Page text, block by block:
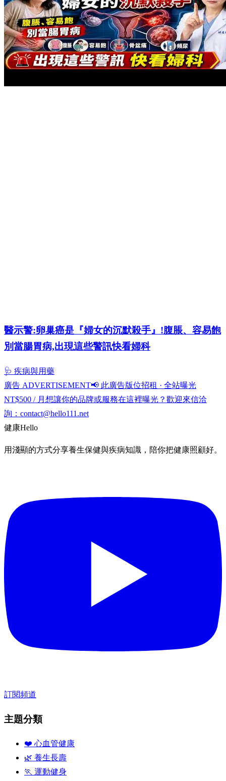
醫示警:卵巢癌是『婦女的沉默殺手』!腹脹、容易飽
別當腸胃病,出現這些警訊快看婦科
🩺 疾病與用藥
廣告 ADVERTISEMENT📢 此廣告版位招租 · 全站曝光
NT$500 / 月 想讓你的品牌或服務在這裡曝光？歡迎來信洽
詢： contact@hello111.net
健康Hello
用淺顯的方式分享養生保健與疾病知識，陪你把健康照顧好。
訂閱頻道
主題分類
❤️ 心血管健康
🌿 養生長壽
🏃 運動健身